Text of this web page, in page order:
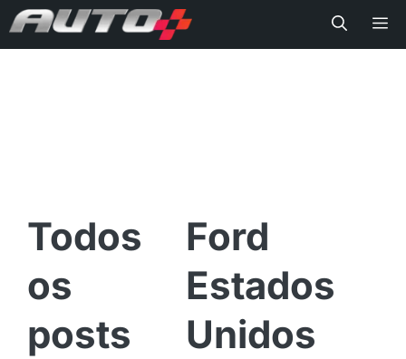
Ford
Estados
Unidos